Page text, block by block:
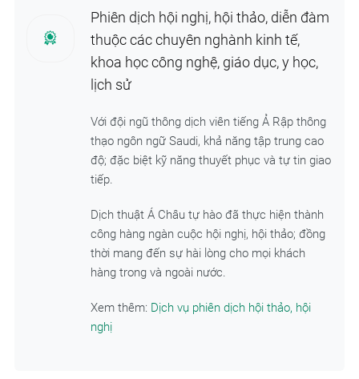
Phiên dịch hội nghị, hội thảo, diễn đàm
thuộc các chuyên nghành kinh tế,
khoa học công nghệ, giáo dục, y học,
lịch sử
Với đội ngũ thông dịch viên tiếng Ả Rập thông
thạo ngôn ngữ Saudi, khả năng tập trung cao
độ; đặc biệt kỹ năng thuyết phục và tự tin giao
tiếp.
Dịch thuật Á Châu tự hào đã thực hiện thành
công hàng ngàn cuộc hội nghị, hội thảo; đồng
thời mang đến sự hài lòng cho mọi khách
hàng trong và ngoài nước.
Xem thêm: Dịch vụ phiên dịch hội thảo, hội
nghị